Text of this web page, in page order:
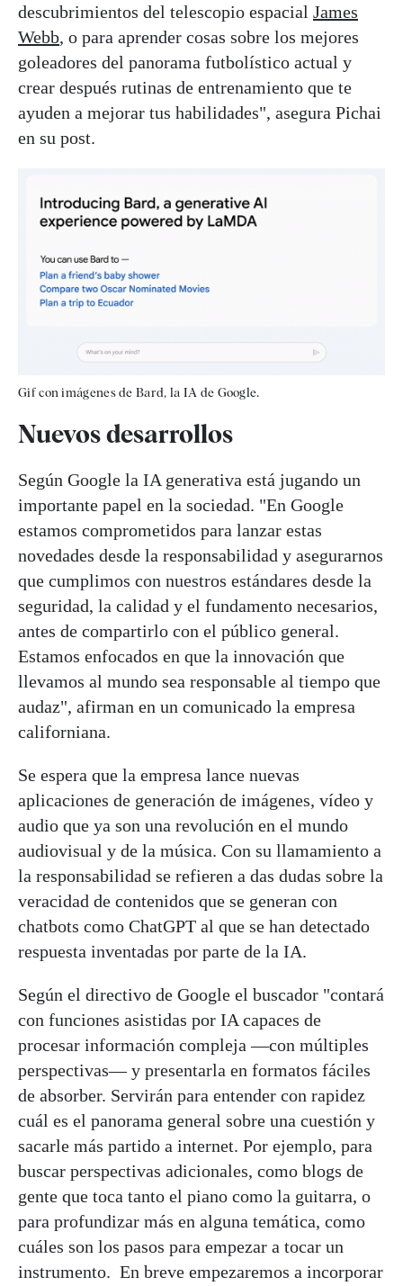
descubrimientos del telescopio espacial James
Webb, o para aprender cosas sobre los mejores
goleadores del panorama futbolístico actual y
crear después rutinas de entrenamiento que te
ayuden a mejorar tus habilidades", asegura Pichai
en su post.
Gif con imágenes de Bard, la IA de Google.
Nuevos desarrollos
Según Google la IA generativa está jugando un
importante papel en la sociedad. "En Google
estamos comprometidos para lanzar estas
novedades desde la responsabilidad y asegurarnos
que cumplimos con nuestros estándares desde la
seguridad, la calidad y el fundamento necesarios,
antes de compartirlo con el público general.
Estamos enfocados en que la innovación que
llevamos al mundo sea responsable al tiempo que
audaz", afirman en un comunicado la empresa
californiana.
Se espera que la empresa lance nuevas
aplicaciones de generación de imágenes, vídeo y
audio que ya son una revolución en el mundo
audiovisual y de la música. Con su llamamiento a
la responsabilidad se refieren a das dudas sobre la
veracidad de contenidos que se generan con
chatbots como ChatGPT al que se han detectado
respuesta inventadas por parte de la IA.
Según el directivo de Google el buscador "contará
con funciones asistidas por IA capaces de
procesar información compleja —con múltiples
perspectivas— y presentarla en formatos fáciles
de absorber. Servirán para entender con rapidez
cuál es el panorama general sobre una cuestión y
sacarle más partido a internet. Por ejemplo, para
buscar perspectivas adicionales, como blogs de
gente que toca tanto el piano como la guitarra, o
para profundizar más en alguna temática, como
cuáles son los pasos para empezar a tocar un
instrumento. En breve empezaremos a incorporar